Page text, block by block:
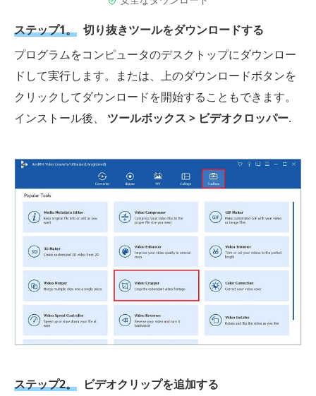
ステップ1。 切り抜きツールをダウンロードする
プログラムをコンピュータのデスクトップにダウンロー
ドして実行します。または、上のダウンロードボタンを
クリックしてダウンロードを開始することもできます。
インストール後、 ツールボックス > ビデオクロッパー.
ステップ2。 ビデオクリップを追加する